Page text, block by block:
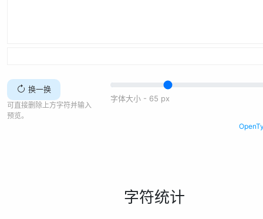
换一换
可直接删除上方字符并输入
预览。
字体大小 - 65 px
字符统计